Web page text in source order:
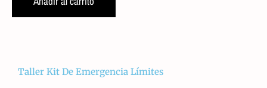
Taller Kit De Emergencia Límites